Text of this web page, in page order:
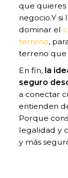
que
negocio.Y
dominar el
terreno,
terreno que
En fin, la
seguro
a conectar
entienden
Porque
legalidad y
y más